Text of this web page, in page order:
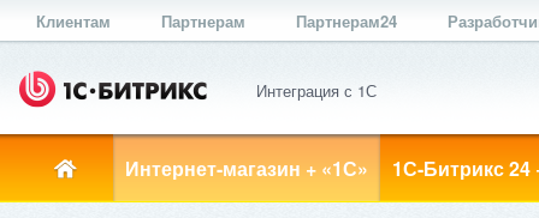
Клиентам Партнерам Партнерам24
Интеграция с 1С
Интернет-магазин + «1С» 1С-Битрикс 24